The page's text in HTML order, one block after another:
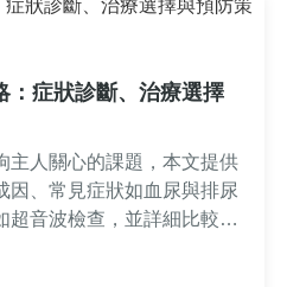
：症狀診斷、治療選擇
主人關心的課題，本文提供
因、常見症狀如血尿與排尿
超音波檢查，並詳細比較手
文中還分享真實案例與常